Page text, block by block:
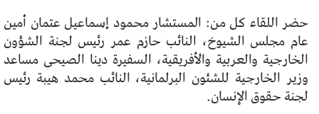
حضر اللقاء كل من: المستشار محمود إسماعيل عتمان أمين
عام مجلس الشيوخ، النائب حازم عمر رئيس لجنة الشؤون
الخارجية والعربية والأفريقية، السفيرة دينا الصيحى مساعد
وزير الخارجية للشئون البرلمانية، النائب محمد هيبة رئيس
لجنة حقوق الإنسان.